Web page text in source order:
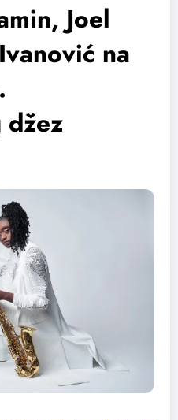
Joel
na
džez